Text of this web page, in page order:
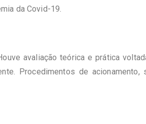
da Covid-19.
avaliação teórica e prática
Procedimentos de